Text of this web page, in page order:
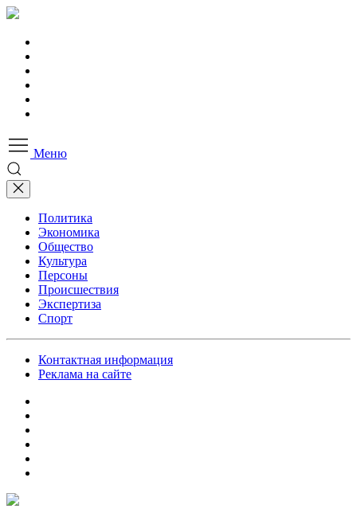
Меню
Политика
Экономика
Общество
Культура
Персоны
Происшествия
Экспертиза
Спорт
Контактная информация
Реклама на сайте